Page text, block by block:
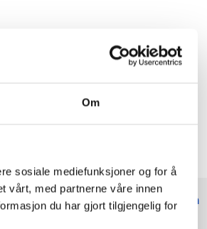
Om
sosiale mediefunksjoner og for å
vårt, med partnerne våre innen
du har gjort tilgjengelig for
Aurora Hansen
2 years ago